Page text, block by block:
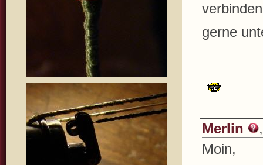
gerne
Merlin
Moin,